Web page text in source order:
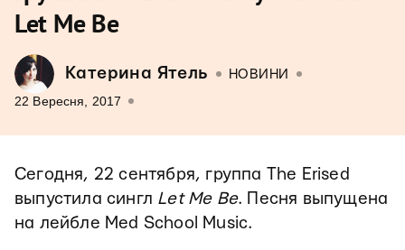
Let Me Be
Катерина Ятель НОВИНИ
22 Вересня, 2017
Сегодня, 22 сентября, группа The Erised
выпустила сингл Let Me Be. Песня выпущена
на лейбле Med School Music.